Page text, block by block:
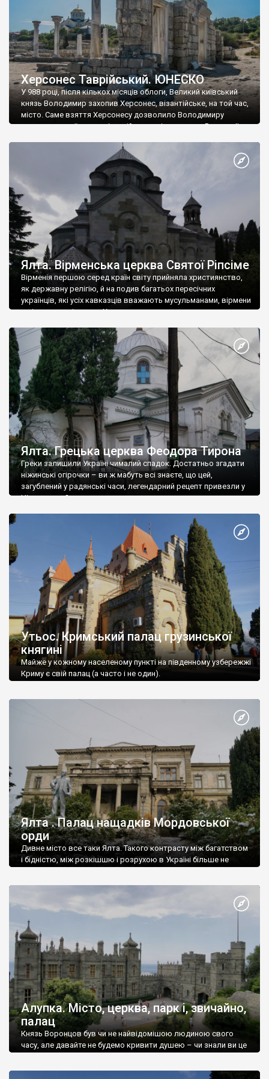
Херсонес Таврійський. ЮНЕСКО
У 988 році, після кількох місяців облоги, Великий київський
князь Володимир захопив Херсонес, візантійське, на той час,
місто. Саме взяття Херсонесу дозволило Володимиру
диктувати свої умови візантійському імператору Василю ІІ, та
Херсонесі Володимир-язичник, став Василем-християнином.
А потім було Хрещення Русі. На честь Херсонесу Таврійського
Ялта. Вірменська церква Святої Ріпсіме
Вірменія першою серед країн світу прийняла християнство,
як державну релігію, й на подив багатьох пересічних
українців, які усіх кавказців вважають мусульманами, вірмени
є відданими вірянами Христа
Ялта. Грецька церква Феодора Тирона
Греки залишили Україні чималий спадок. Достатньо згадати
ніжинські огірочки – ви ж мабуть всі знаєте, що цей,
загублений у радянські часи, легендарний рецепт привезли у
Ніжин греки?
Утьос. Кримський палац грузинської
княгині
Майже у кожному населеному пункті на південному узбережжі
Криму є свій палац (а часто і не один).
Ялта . Палац нащадків Мордовської
орди
Дивне місто все таки Ялта. Такого контрасту між багатством
і бідністю, між розкішшю і розрухою в Україні більше не
Алупка. Місто, церква, парк і, звичайно,
палац
Князь Воронцов був чи не найвідомішою людиною свого
часу, але давайте не будемо кривити душею – чи знали ви це